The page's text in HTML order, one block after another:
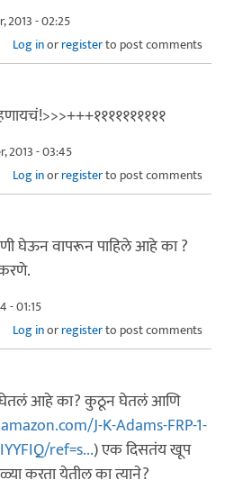
2013 - 02:25
Log inorregisterto post comments
2013 - 03:45
Log inorregisterto post comments
घेऊन वापरून पाहिले आहे का ?
- 01:15
Log inorregisterto post comments
घेतलं आहे का? कुठून घेतलं आणि
J-K-Adams-FRP-1-
ref=s...) एक दिसतंय खूप
करता येतील का त्याने?